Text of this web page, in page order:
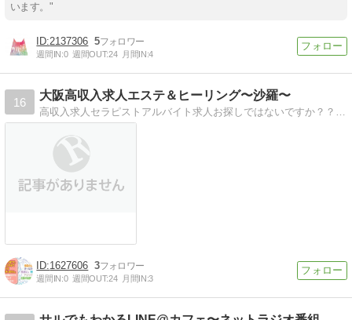
います。"
2137306 5
週間IN:0 週間OUT:24 月間IN:4
16
大阪高収入求人エステ＆ヒーリング〜沙羅〜
1627606 3
週間IN:0 週間OUT:24 月間IN:3